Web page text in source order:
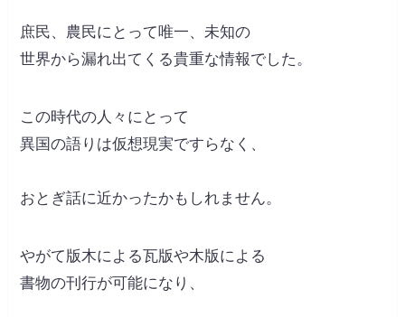
庶民、農民にとって唯一、未知の
世界から漏れ出てくる貴重な情報でした。
この時代の人々にとって
異国の語りは仮想現実ですらなく、
おとぎ話に近かったかもしれません。
やがて版木による瓦版や木版による
書物の刊行が可能になり、